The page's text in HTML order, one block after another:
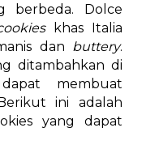
berbeda. Dolce
khas Italia
dan buttery.
ditambahkan di
membuat
ini adalah
yang dapat